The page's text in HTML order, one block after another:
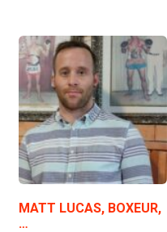
MATT LUCAS, BOXEUR,
…